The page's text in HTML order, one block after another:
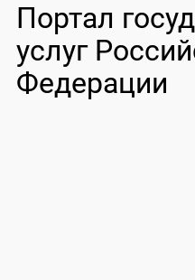
Портал
услуг
Федерации